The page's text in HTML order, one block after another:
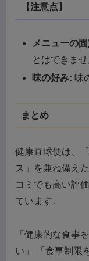
【注意点】
メニューの
とはできませ
味の好み: 味
まとめ
健康直球便は、
ス」を兼ね備え
コミでも高い評
ています。
「健康的な食事
い」 「食事制限